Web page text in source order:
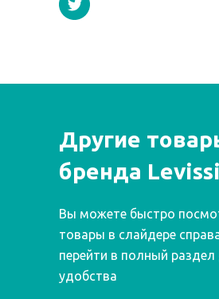
Другие
бренда
Вы можете быстро
товары в слайдере
перейти в полный раздел
удобства